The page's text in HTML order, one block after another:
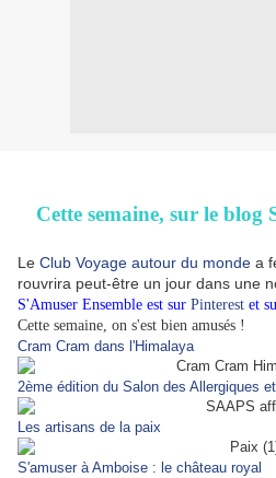
Cette semaine, sur le blog
Le Club Voyage autour du monde a
rouvrira peut-être un jour dans une
S'Amuser Ensemble est sur Pinterest et
Cette semaine, on s'est bien amusés !
Cram Cram dans l'Himalaya
2ème édition du Salon des Allergiques
Les artisans de la paix
S'amuser à Amboise : le château royal